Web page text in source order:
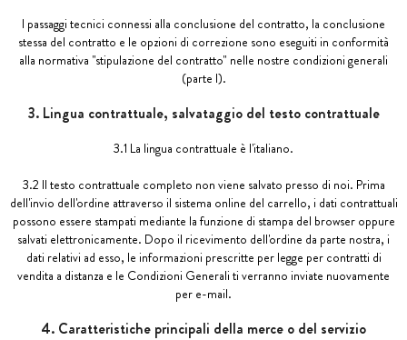
I passaggi tecnici connessi alla conclusione del contratto, la conclusione
stessa del contratto e le opzioni di correzione sono eseguiti in conformità
alla normativa "stipulazione del contratto" nelle nostre condizioni generali
(parte I).
3. Lingua contrattuale, salvataggio del testo contrattuale
3.1 La lingua contrattuale è l'italiano.
3.2 Il testo contrattuale completo non viene salvato presso di noi. Prima
dell'invio dell'ordine attraverso il sistema online del carrello, i dati contrattuali
possono essere stampati mediante la funzione di stampa del browser oppure
salvati elettronicamente. Dopo il ricevimento dell'ordine da parte nostra, i
dati relativi ad esso, le informazioni prescritte per legge per contratti di
vendita a distanza e le Condizioni Generali ti verranno inviate nuovamente
per e-mail.
4. Caratteristiche principali della merce o del servizio